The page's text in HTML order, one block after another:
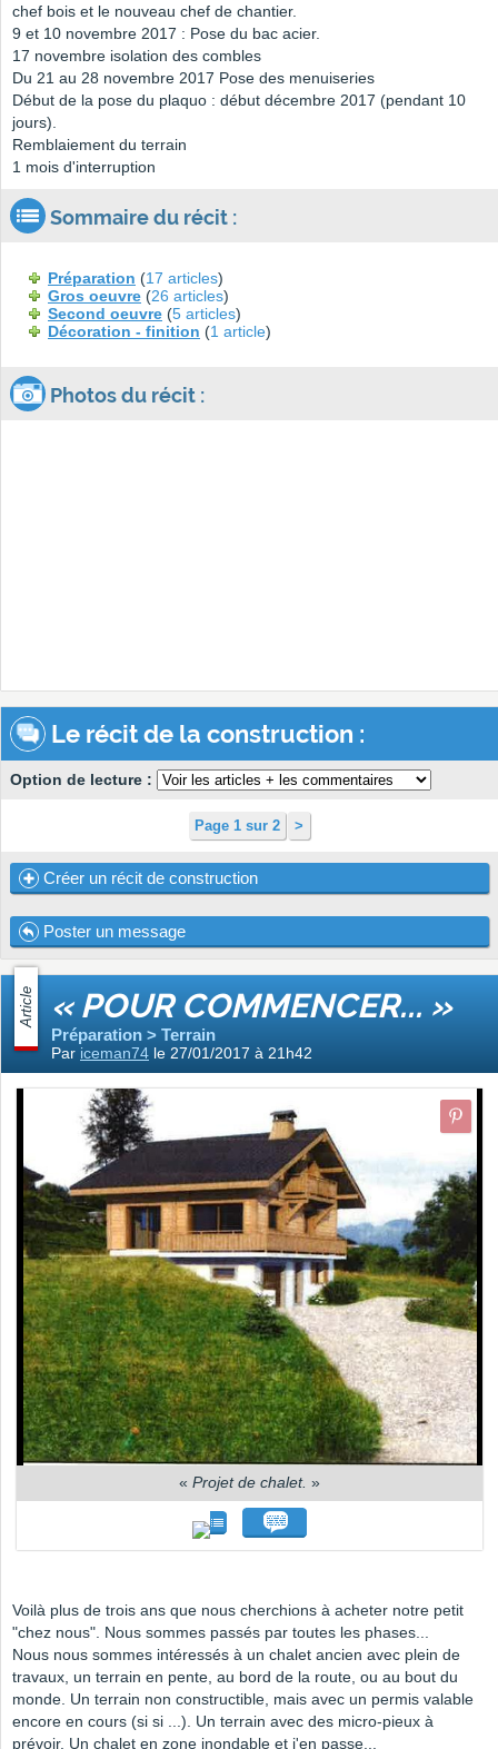
chef bois et le nouveau chef de chantier.
9 et 10 novembre 2017 : Pose du bac acier.
17 novembre isolation des combles
Du 21 au 28 novembre 2017 Pose des menuiseries
Début de la pose du plaquo : début décembre 2017 (pendant 10
jours).
Remblaiement du terrain
1 mois d'interruption
Sommaire du récit :
Préparation (17 articles)
Gros oeuvre (26 articles)
Second oeuvre (5 articles)
Décoration - finition (1 article)
Photos du récit :
Le récit de la construction :
Option de lecture :
Page 1 sur 2 >
Créer un récit de construction
Poster un message
Article « POUR COMMENCER... »
Préparation > Terrain
Par iceman74 le 27/01/2017 à 21h42
« Projet de chalet. »
Voilà plus de trois ans que nous cherchions à acheter notre petit
"chez nous". Nous sommes passés par toutes les phases...
Nous nous sommes intéressés à un chalet ancien avec plein de
travaux, un terrain en pente, au bord de la route, ou au bout du
monde. Un terrain non constructible, mais avec un permis valable
encore en cours (si si ...). Un terrain avec des micro-pieux à
prévoir. Un chalet en zone inondable et j'en passe...